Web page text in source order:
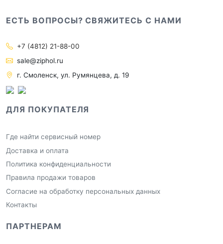
ЕСТЬ ВОПРОСЫ? СВЯЖИТЕСЬ С НАМИ
+7 (4812) 21-88-00
sale@ziphol.ru
г. Смоленск, ул. Румянцева, д. 19
ДЛЯ ПОКУПАТЕЛЯ
Где найти сервисный номер
Доставка и оплата
Политика конфиденциальности
Правила продажи товаров
Согласие на обработку персональных данных
Контакты
ПАРТНЕРАМ